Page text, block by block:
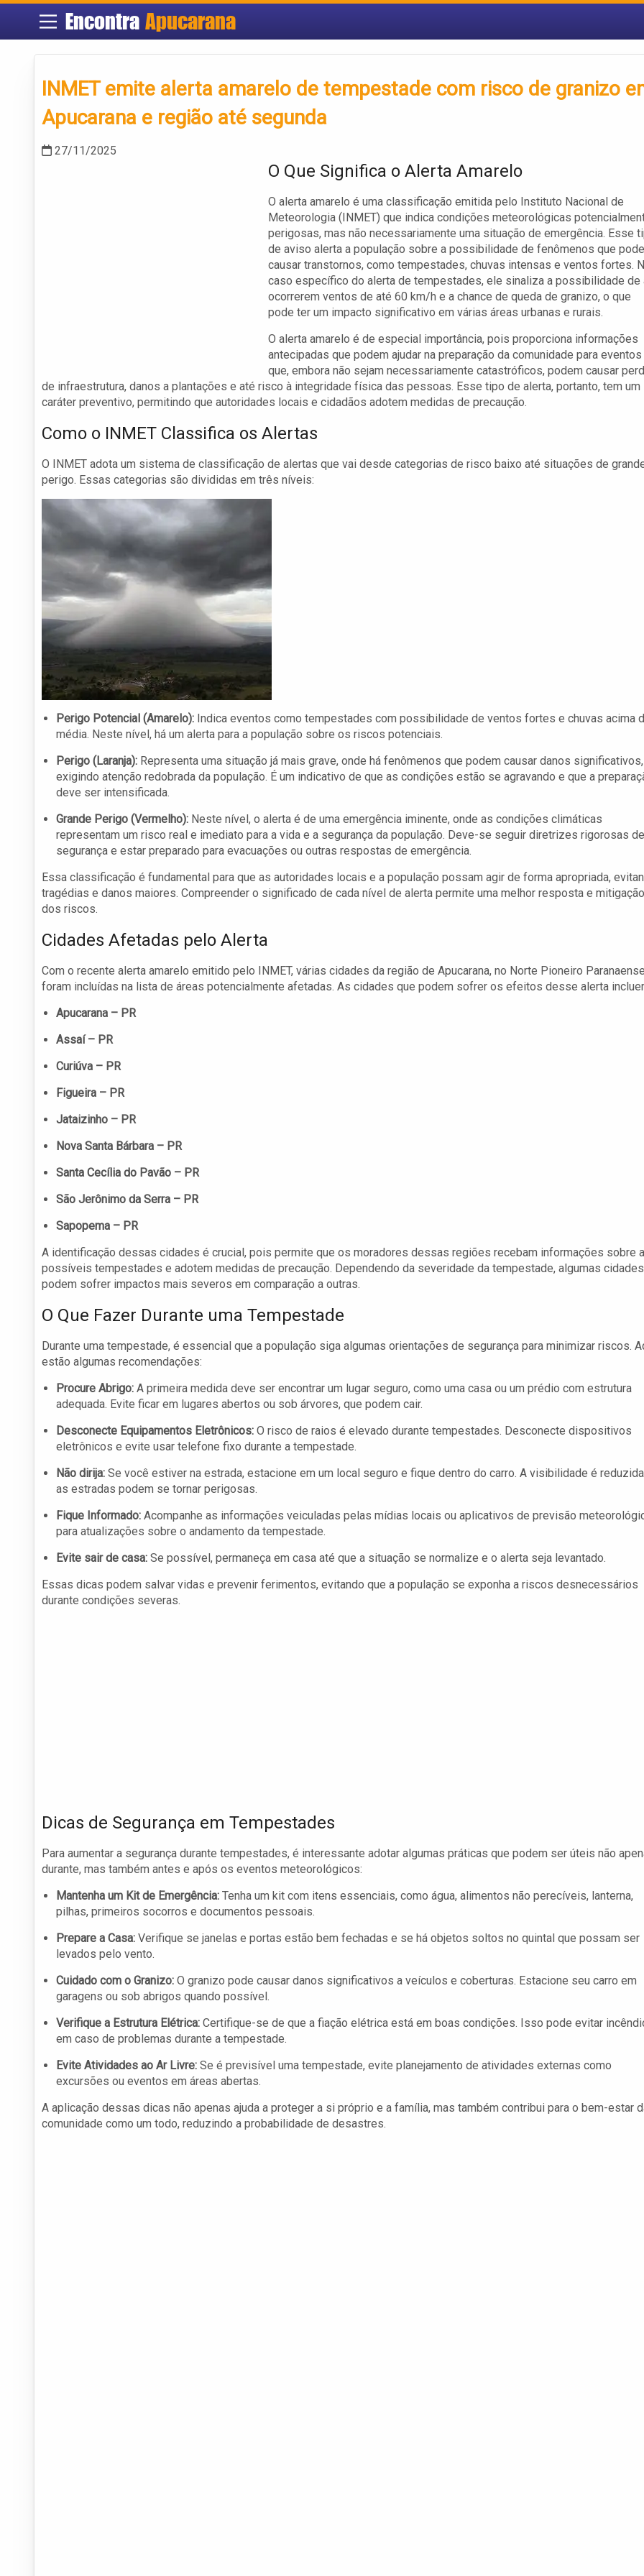
Encontra Apucarana
INMET emite alerta amarelo de tempestade com risco de granizo
Apucarana e região até segunda
27/11/2025
O Que Significa o Alerta Amarelo
O alerta amarelo é uma classificação emitida pelo Instituto Nacional de
Meteorologia (INMET) que indica condições meteorológicas
perigosas, mas não necessariamente uma situação de emergência. Esse
de aviso alerta a população sobre a possibilidade de fenômenos que
causar transtornos, como tempestades, chuvas intensas e ventos fortes.
caso específico do alerta de tempestades, ele sinaliza a possibilidade de
ocorrerem ventos de até 60 km/h e a chance de queda de granizo, o que
pode ter um impacto significativo em várias áreas urbanas e rurais.
O alerta amarelo é de especial importância, pois proporciona informações
antecipadas que podem ajudar na preparação da comunidade para eventos
que, embora não sejam necessariamente catastróficos, podem causar
de infraestrutura, danos a plantações e até risco à integridade física das pessoas. Esse tipo de alerta, portanto, tem um
caráter preventivo, permitindo que autoridades locais e cidadãos adotem medidas de precaução.
Como o INMET Classifica os Alertas
O INMET adota um sistema de classificação de alertas que vai desde categorias de risco baixo até situações de
perigo. Essas categorias são divididas em três níveis:
Perigo Potencial (Amarelo): Indica eventos como tempestades com possibilidade de ventos fortes e chuvas acima
média. Neste nível, há um alerta para a população sobre os riscos potenciais.
Perigo (Laranja): Representa uma situação já mais grave, onde há fenômenos que podem causar danos significativos,
exigindo atenção redobrada da população. É um indicativo de que as condições estão se agravando e que a
deve ser intensificada.
Grande Perigo (Vermelho): Neste nível, o alerta é de uma emergência iminente, onde as condições climáticas
representam um risco real e imediato para a vida e a segurança da população. Deve-se seguir diretrizes rigorosas de
segurança e estar preparado para evacuações ou outras respostas de emergência.
Essa classificação é fundamental para que as autoridades locais e a população possam agir de forma apropriada,
tragédias e danos maiores. Compreender o significado de cada nível de alerta permite uma melhor resposta e mitigação
dos riscos.
Cidades Afetadas pelo Alerta
Com o recente alerta amarelo emitido pelo INMET, várias cidades da região de Apucarana, no Norte Pioneiro
foram incluídas na lista de áreas potencialmente afetadas. As cidades que podem sofrer os efeitos desse alerta
Apucarana – PR
Assaí – PR
Curiúva – PR
Figueira – PR
Jataizinho – PR
Nova Santa Bárbara – PR
Santa Cecília do Pavão – PR
São Jerônimo da Serra – PR
Sapopema – PR
A identificação dessas cidades é crucial, pois permite que os moradores dessas regiões recebam informações sobre
possíveis tempestades e adotem medidas de precaução. Dependendo da severidade da tempestade, algumas cidades
podem sofrer impactos mais severos em comparação a outras.
O Que Fazer Durante uma Tempestade
Durante uma tempestade, é essencial que a população siga algumas orientações de segurança para minimizar riscos.
estão algumas recomendações:
Procure Abrigo: A primeira medida deve ser encontrar um lugar seguro, como uma casa ou um prédio com estrutura
adequada. Evite ficar em lugares abertos ou sob árvores, que podem cair.
Desconecte Equipamentos Eletrônicos: O risco de raios é elevado durante tempestades. Desconecte dispositivos
eletrônicos e evite usar telefone fixo durante a tempestade.
Não dirija: Se você estiver na estrada, estacione em um local seguro e fique dentro do carro. A visibilidade é
as estradas podem se tornar perigosas.
Fique Informado: Acompanhe as informações veiculadas pelas mídias locais ou aplicativos de previsão
para atualizações sobre o andamento da tempestade.
Evite sair de casa: Se possível, permaneça em casa até que a situação se normalize e o alerta seja levantado.
Essas dicas podem salvar vidas e prevenir ferimentos, evitando que a população se exponha a riscos desnecessários
durante condições severas.
Dicas de Segurança em Tempestades
Para aumentar a segurança durante tempestades, é interessante adotar algumas práticas que podem ser úteis não
durante, mas também antes e após os eventos meteorológicos:
Mantenha um Kit de Emergência: Tenha um kit com itens essenciais, como água, alimentos não perecíveis, lanterna,
pilhas, primeiros socorros e documentos pessoais.
Prepare a Casa: Verifique se janelas e portas estão bem fechadas e se há objetos soltos no quintal que possam ser
levados pelo vento.
Cuidado com o Granizo: O granizo pode causar danos significativos a veículos e coberturas. Estacione seu carro em
garagens ou sob abrigos quando possível.
Verifique a Estrutura Elétrica: Certifique-se de que a fiação elétrica está em boas condições. Isso pode evitar
em caso de problemas durante a tempestade.
Evite Atividades ao Ar Livre: Se é previsível uma tempestade, evite planejamento de atividades externas como
excursões ou eventos em áreas abertas.
A aplicação dessas dicas não apenas ajuda a proteger a si próprio e a família, mas também contribui para o bem-estar
comunidade como um todo, reduzindo a probabilidade de desastres.